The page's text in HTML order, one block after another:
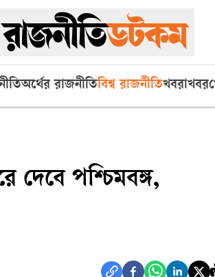
অর্থের রাজনীতিবিশ্ব রাজনীতিখবরাখবর
দেবে পশ্চিমবঙ্গ,